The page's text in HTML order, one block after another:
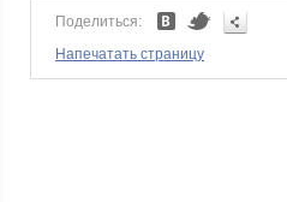
Поделиться:
Напечатать страницу